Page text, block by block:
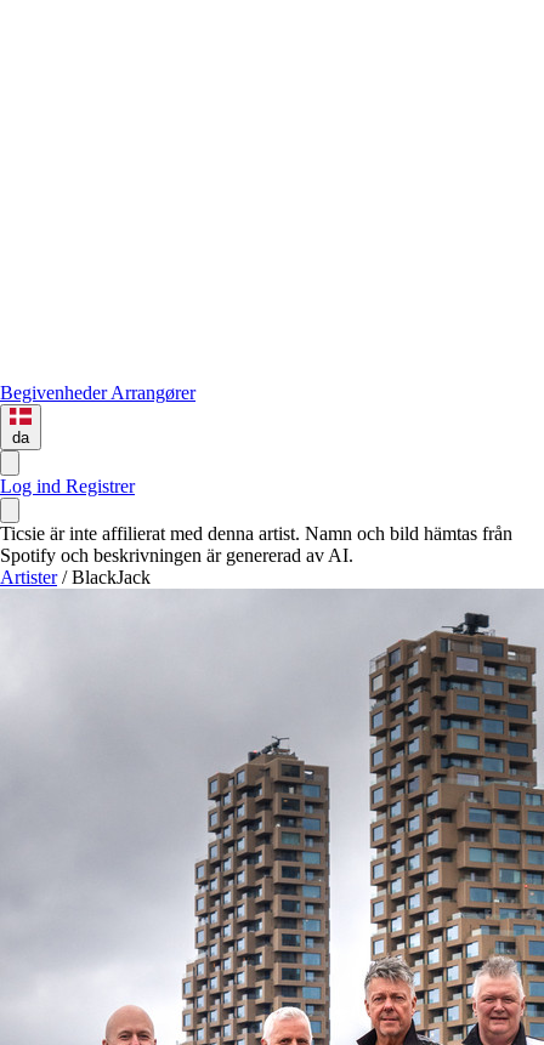
BegivenhederArrangører
da
Log ind Registrer
Ticsie är inte affilierat med denna artist. Namn och bild hämtas från
Spotify och beskrivningen är genererad av AI.
Artister / BlackJack